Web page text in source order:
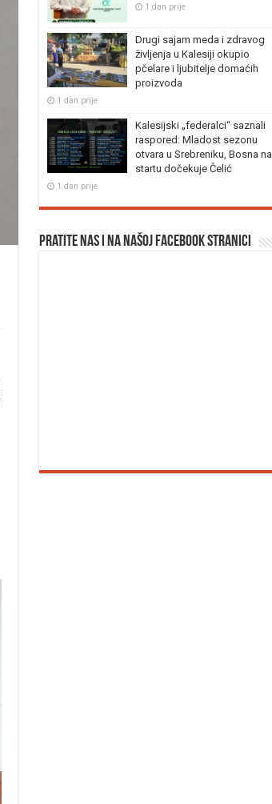
1 dan prije
Drugi sajam meda i zdravog
življenja u Kalesiji okupio
pčelare i ljubitelje domaćih
proizvoda
1 dan prije
Kalesijski „federalci“ saznali
raspored: Mladost sezonu
otvara u Srebreniku, Bosna na
startu dočekuje Čelić
1 dan prije
Pratite nas i na našoj facebook stranici